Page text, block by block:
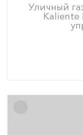
Уличный
Kaliente